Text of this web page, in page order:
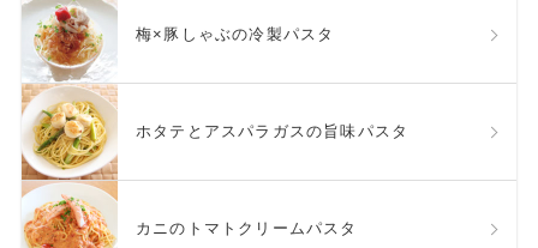
梅×豚しゃぶの冷製パスタ
ホタテとアスパラガスの旨味パスタ
カニのトマトクリームパスタ